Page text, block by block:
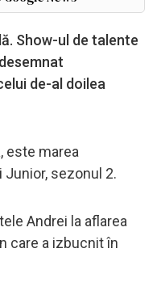
Show-ul de talente
de-al doilea
este marea
Junior, sezonul 2.
Andrei la aflarea
care a izbucnit în